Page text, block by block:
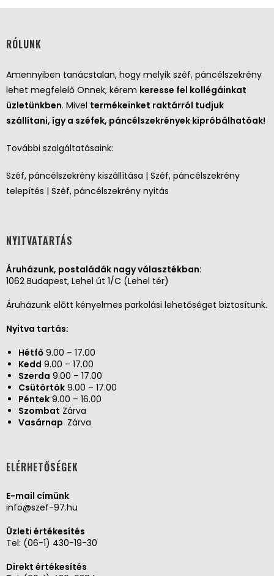
RÓLUNK
Amennyiben tanácstalan, hogy melyik széf, páncélszekrény
lehet megfelelő Önnek, kérem keresse fel kollégáinkat
üzletünkben. Mivel termékeinket raktárról tudjuk
szállítani, így a széfek, páncélszekrények kipróbálhatóak!
További szolgáltatásaink:
Széf, páncélszekrény kiszállítása | Széf, páncélszekrény
telepítés | Széf, páncélszekrény nyitás
NYITVATARTÁS
Áruházunk, postaládák nagy választékban:
1062 Budapest, Lehel út 1/C (Lehel tér)
Áruházunk előtt kényelmes parkolási lehetőséget biztosítunk.
Nyitva tartás:
Hétfő 9.00 – 17.00
Kedd 9.00 – 17.00
Szerda 9.00 – 17.00
Csütörtök 9.00 – 17.00
Péntek 9.00 – 16.00
Szombat Zárva
Vasárnap Zárva
ELÉRHETŐSÉGEK
E-mail címünk
info@szef-97.hu
Üzleti értékesítés
Tel: (06-1) 430-19-30
Direkt értékesítés